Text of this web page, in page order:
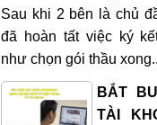
Sau khi 2 bên là chủ
đã hoàn tất việc ký
như chọn gói thầu
BẮT
TÀI